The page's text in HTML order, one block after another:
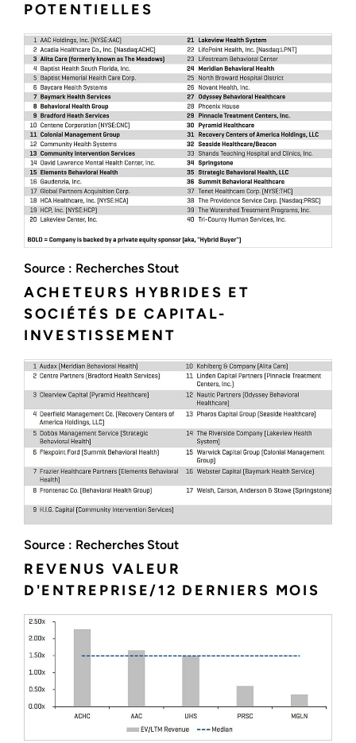
POTENTIELLES
Source : Recherches Stout
ACHETEURS HYBRIDES ET
SOCIÉTÉS DE CAPITAL-
INVESTISSEMENT
Source : Recherches Stout
REVENUS VALEUR
D'ENTREPRISE/12 DERNIERS MOIS